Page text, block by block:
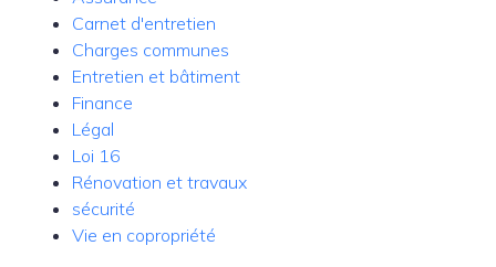
Carnet d'entretien
Charges communes
Entretien et bâtiment
Finance
Légal
Loi 16
Rénovation et travaux
sécurité
Vie en copropriété